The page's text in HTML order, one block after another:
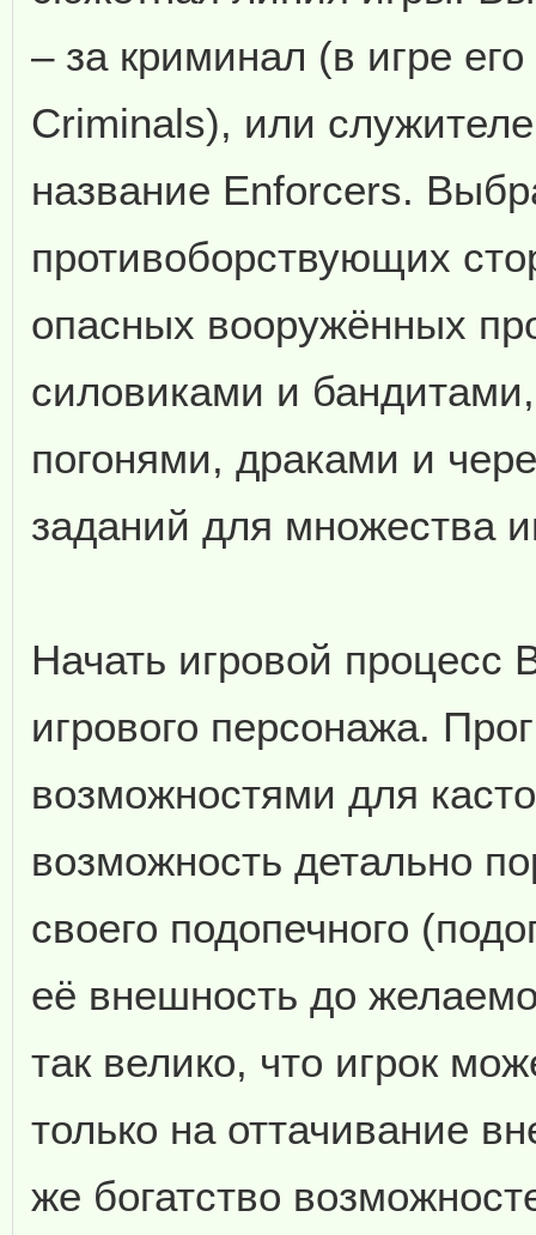
– за криминал (в игре
Criminals), или
название Enforcers.
противоборствующих
опасных вооружённых
силовиками и
погонями, драками и
заданий для множества
Начать игровой процесс
игрового персонажа.
возможностями для
возможность детально
своего подопечного
её внешность до
так велико, что игрок
только на оттачивание
же богатство